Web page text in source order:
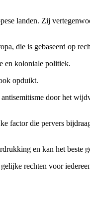
landen. Zij
die is gebaseerd op
en koloniale politiek.
opduikt.
door het
factor die pervers
en kan het beste
rechten voor